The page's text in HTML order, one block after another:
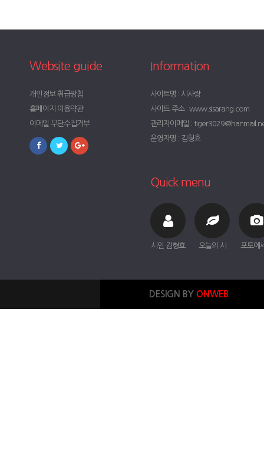
Website guide
개인정보 취급방침
홈페이지 이용약관
이메일 무단수집거부
Information
사이트명 : 시사랑
사이트 주소 : www.sisarang.com
관리자이메일 :
운영자명 : 김형효
Quick menu
시인 김형효 오늘의 시 포토에
DESIGN BY ONWEB